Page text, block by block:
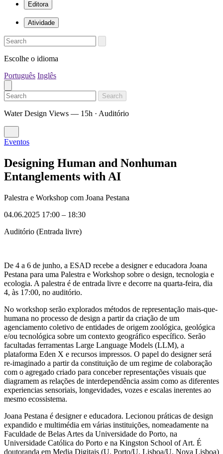
Editora
Atividade
Escolhe o idioma
Português Inglês
Search
Water Design Views — 15h · Auditório
Eventos
Designing Human and Nonhuman
Entanglements with AI
Palestra e Workshop com Joana Pestana
04.06.2025 17:00 – 18:30
Auditório (Entrada livre)
De 4 a 6 de junho, a ESAD recebe a designer e educadora Joana
Pestana para uma Palestra e Workshop sobre o design, tecnologia e
ecologia. A palestra é de entrada livre e decorre na quarta-feira, dia
4, às 17:00, no auditório.
No workshop serão explorados métodos de representação mais-que-
humana no processo de design a partir da criação de um
agenciamento coletivo de entidades de origem zoológica, geológica
e/ou tecnológica sobre um contexto geográfico específico. Serão
facultadas ferramentas Large Language Models (LLM), a
plataforma Eden X e recursos impressos. O papel do designer será
re-imaginado a partir da constituição de um regime de colaboração
com o agregado criado para conceber representações visuais que
diagramem as relações de interdependência assim como as diferentes
experiencias sensoriais, longevidades, vozes e escalas inerentes ao
mesmo ecossistema.
Joana Pestana é designer e educadora. Lecionou práticas de design
expandido e multimédia em várias instituições, nomeadamente na
Faculdade de Belas Artes da Universidade do Porto, na
Universidade Católica do Porto e na Kingston School of Art. É
doutoranda em Media Digitais (U. Porto/U. Lisboa/U. Nova Lisboa)